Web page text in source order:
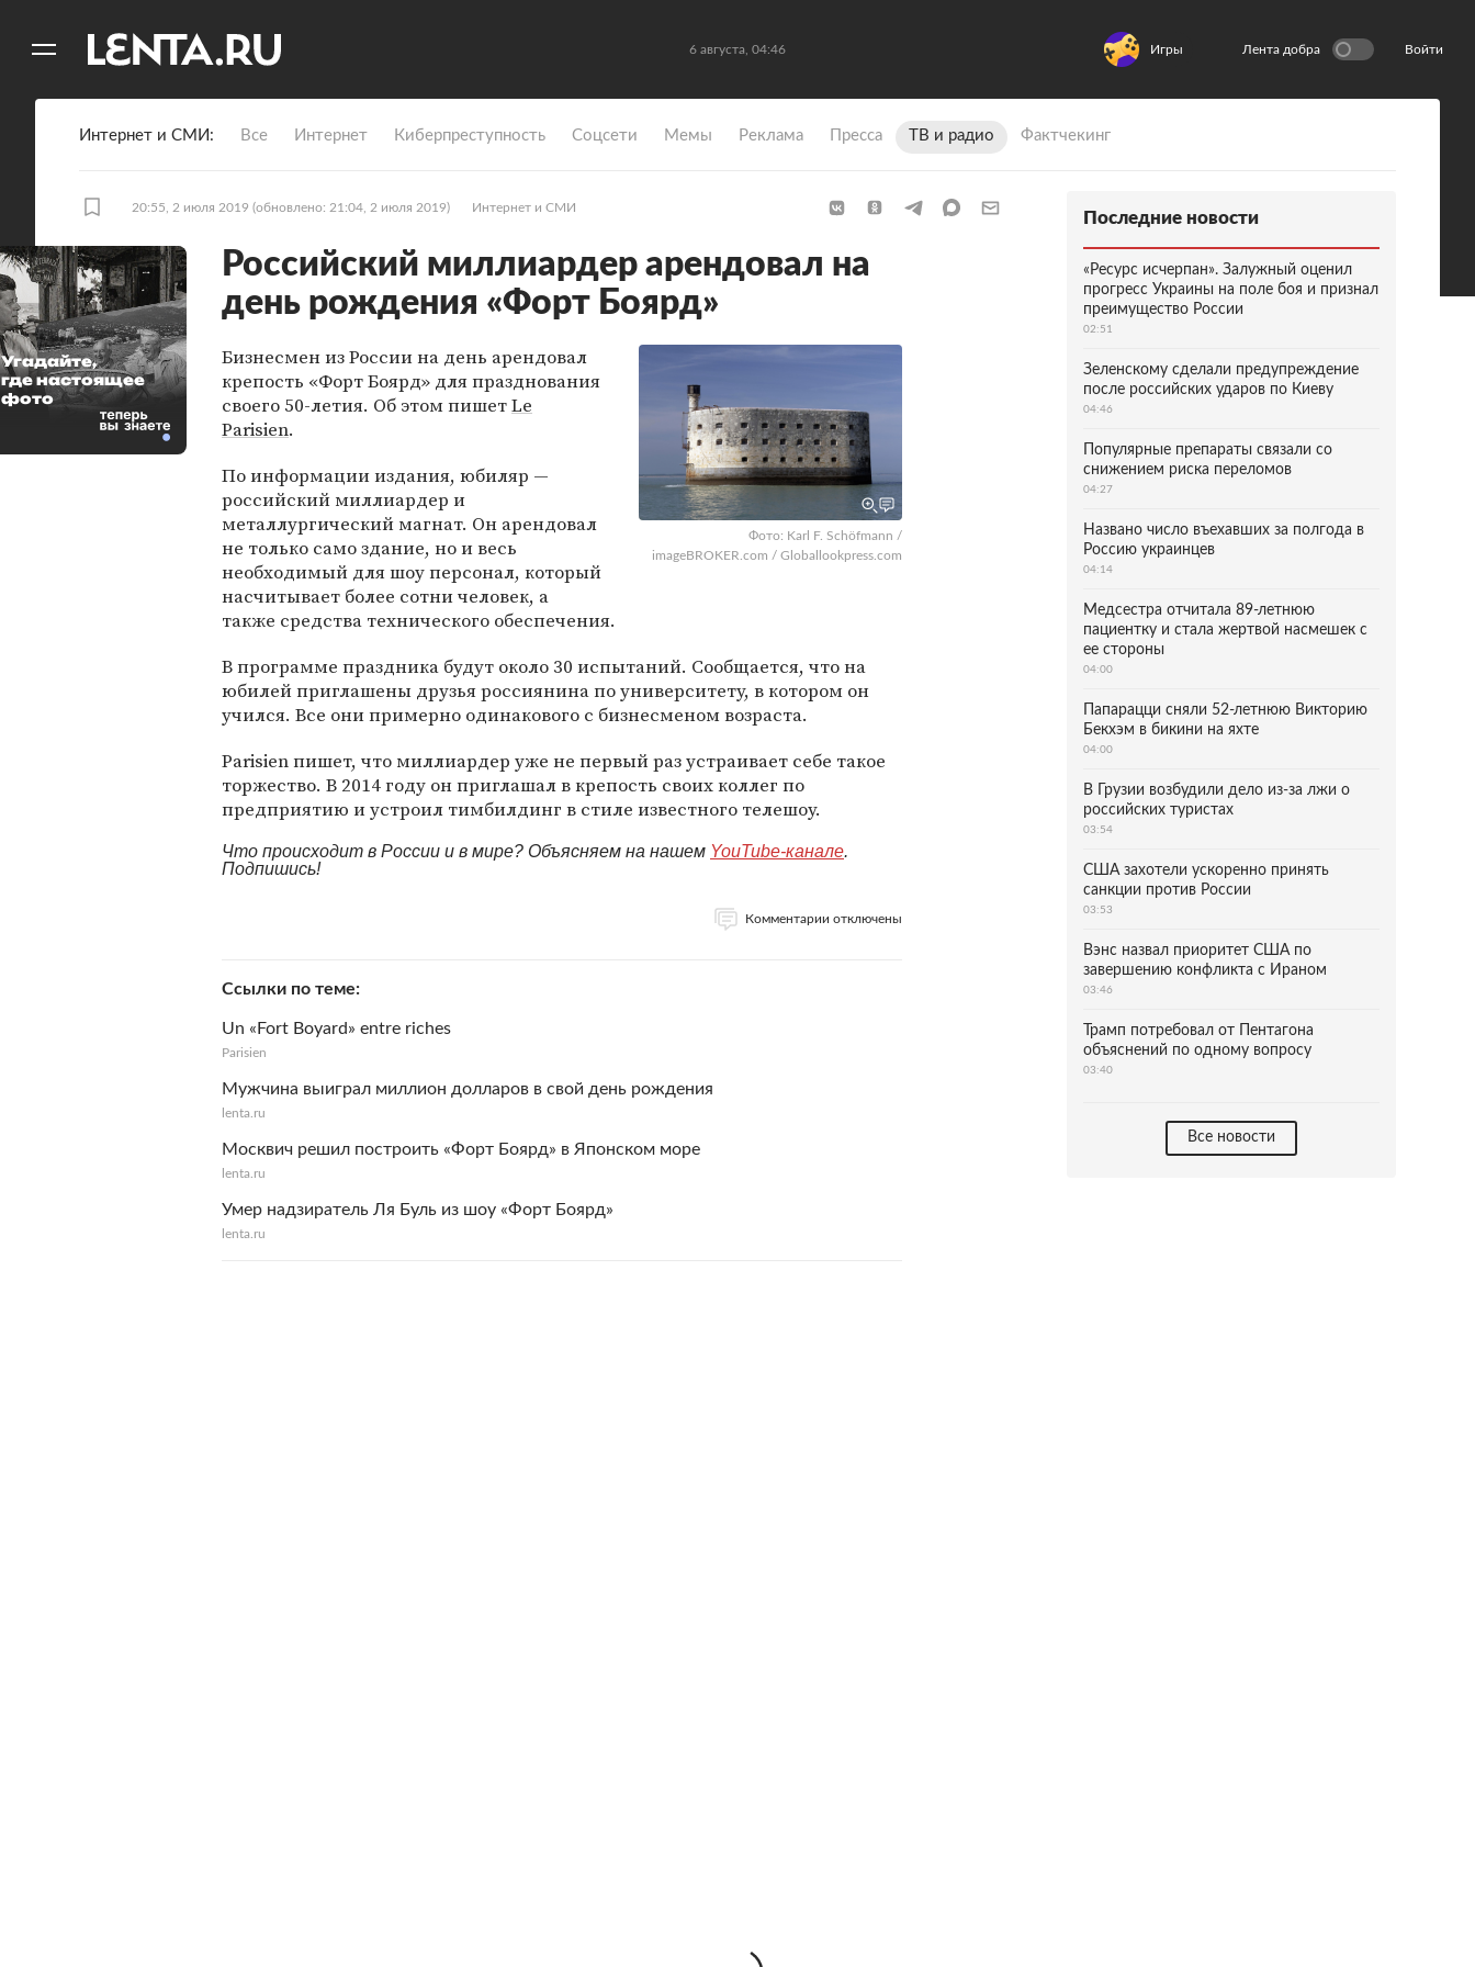
6 августа, 04:46 Игры Лента добра Войти
Интернет и СМИ Все Интернет Киберпреступность Coцсети Мемы Реклама Пресса ТВ и радио Фактчекинг
20:55, 2 июля 2019 (обновлено: 21:04, 2 июля 2019) Интернет и СМИ
Российский миллиардер арендовал на
день рождения «Форт Боярд»
Фото: Karl F. Schöfmann /
imageBROKER.com / Globallookpress.com
Бизнесмен из России на день арендовал
крепость «Форт Боярд» для празднования
своего 50-летия. Об этом пишетLe
Parisien.
По информации издания, юбиляр —
российский миллиардер и
металлургический магнат. Он арендовал
не только само здание, но и весь
необходимый для шоу персонал, который
насчитывает более сотни человек, а
также средства технического обеспечения.
В программе праздника будут около 30 испытаний. Сообщается, что на
юбилей приглашены друзья россиянина по университету, в котором он
учился. Все они примерно одинакового с бизнесменом возраста.
Parisien пишет, что миллиардер уже не первый раз устраивает себе такое
торжество. В 2014 году он приглашал в крепость своих коллег по
предприятию и устроил тимбилдинг в стиле известного телешоу.
Что происходит в России и в мире? Объясняем на нашем YouTube-канале.
Подпишись!
Комментарии отключены
Ссылки по теме
Un «Fort Boyard» entre riches
Parisien
Мужчина выиграл миллион долларов в свой день рождения
lenta.ru
Москвич решил построить «Форт Боярд» в Японском море
lenta.ru
Умер надзиратель Ля Буль из шоу «Форт Боярд»
lenta.ru
Угадайте,
где настоящее
фото
Последние новости
«Ресурс исчерпан». Залужный оценил
прогресс Украины на поле боя и признал
преимущество России
02:51
Зеленскому сделали предупреждение
после российских ударов по Киеву
04:46
Популярные препараты связали со
снижением риска переломов
04:27
Названо число въехавших за полгода в
Россию украинцев
04:14
Медсестра отчитала 89-летнюю
пациентку и стала жертвой насмешек с
ее стороны
04:00
Папарацци сняли 52-летнюю Викторию
Бекхэм в бикини на яхте
04:00
В Грузии возбудили дело из-за лжи о
российских туристах
03:54
США захотели ускоренно принять
санкции против России
03:53
Вэнс назвал приоритет США по
завершению конфликта с Ираном
03:46
Трамп потребовал от Пентагона
объяснений по одному вопросу
03:40
Все новости